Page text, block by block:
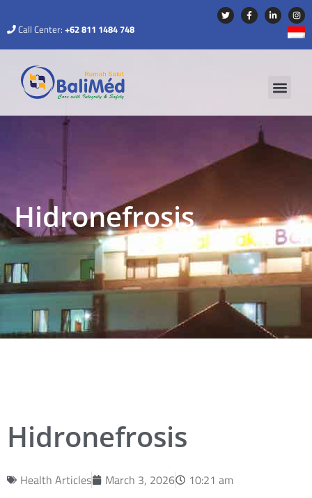
Call Center: +62 811 1484 748
Hidronefrosis
Hidronefrosis
Health Articles March 3, 2026 10:21 am